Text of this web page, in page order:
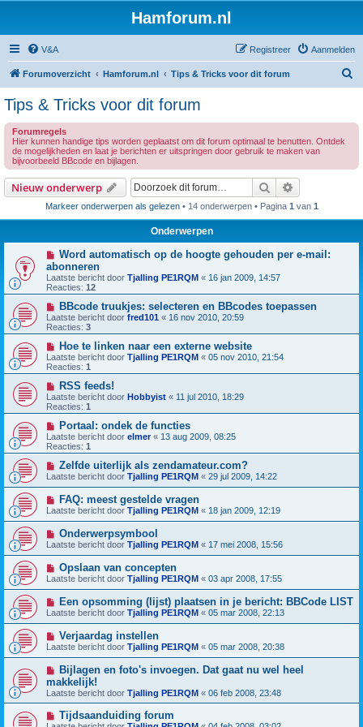
Hamforum.nl
V&A Aanmelden
Registreer
Forumoverzicht Hamforum.nl Tips & Tricks voor dit forum
Tips & Tricks voor dit forum
Forumregels
Hier kunnen handige tips worden geplaatst om dit forum optimaal te benutten. Ontdek
de mogelijkheden en laat je berichten er uitspringen door gebruik te maken van
bijvoorbeeld BBcode en bijlagen.
Nieuw onderwerp Zoek
Markeer onderwerpen als gelezen• 14 onderwerpen • Pagina 1 van 1
Onderwerpen
Word automatisch op de hoogte gehouden per e-mail:
abonneren
Laatste bericht door Tjalling PE1RQM « 16 jan 2009, 14:57
Reacties: 12
BBcode truukjes: selecteren en BBcodes toepassen
Laatste bericht door fred101 « 16 nov 2010, 20:59
Reacties: 3
Hoe te linken naar een externe website
Laatste bericht door Tjalling PE1RQM « 05 nov 2010, 21:54
Reacties: 1
RSS feeds!
Laatste bericht door Hobbyist « 11 jul 2010, 18:29
Reacties: 1
Portaal: ondek de functies
Laatste bericht door elmer« 13 aug 2009, 08:25
Reacties: 1
Zelfde uiterlijk als zendamateur.com?
Laatste bericht door Tjalling PE1RQM « 29 jul 2009, 14:22
FAQ: meest gestelde vragen
Laatste bericht door Tjalling PE1RQM « 18 jan 2009, 12:19
Onderwerpsymbool
Laatste bericht door Tjalling PE1RQM « 17 mei 2008, 15:56
Opslaan van concepten
Laatste bericht door Tjalling PE1RQM « 03 apr 2008, 17:55
Een opsomming (lijst) plaatsen in je bericht: BBCode LIST
Laatste bericht door Tjalling PE1RQM « 05 mar 2008, 22:13
Verjaardag instellen
Laatste bericht door Tjalling PE1RQM « 05 mar 2008, 20:38
Bijlagen en foto's invoegen. Dat gaat nu wel heel
makkelijk!
Laatste bericht door Tjalling PE1RQM « 06 feb 2008, 23:48
Tijdsaanduiding forum